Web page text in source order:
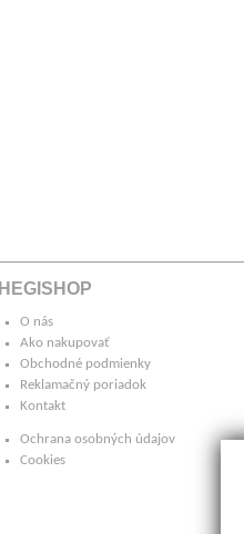
HEGISHOP
O nás
Ako nakupovať
Obchodné podmienky
Reklamačný poriadok
Kontakt
Ochrana osobných údajov
Cookies